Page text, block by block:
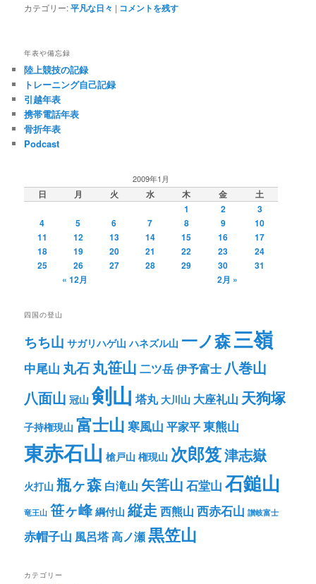
カテゴリー:平凡な日々 | コメントを残す
年表や備忘録
陸上競技の記録
トレーニング自己記録
引越年表
携帯電話年表
骨折年表
Podcast
2009年1月
日 月 火 水 木 金
土
1
2
3
4
5 6 7 8 9
10
11
12 13 14 15 16
17
18
19 20 21 22 23
24
25
26 27 28 29 30
31
« 12月
2月 »
四国の登山
ちち山 サガリハゲ山 ハネズル山 一ノ森三嶺
中尾山 丸石丸笹山 二ツ岳伊予富士 八巻山
八面山 冠山 剣山 塔丸 大川山 大座礼山 天狗塚
子持権現山 富士山 寒風山 平家平東熊山
東赤石山 槍戸山 権現山 次郎笈津志嶽
火打山 瓶ヶ森 白滝山 矢筈山 石堂山 石鎚山
竜王山 笹ヶ峰 綱付山 縦走 西熊山 西赤石山 讃岐富士
赤帽子山 風呂塔高ノ瀬黒笠山
カテゴリー